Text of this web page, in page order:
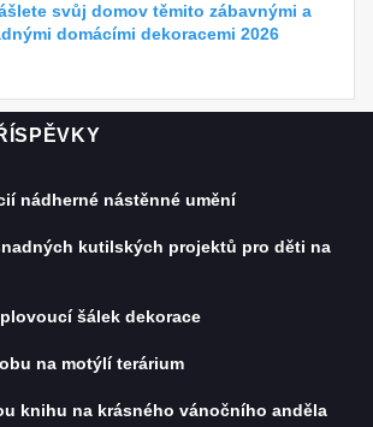
svůj domov těmito zábavnými a
domácími dekoracemi 2026
nádherné nástěnné umění
kutilských projektů pro děti na
šálek dekorace
na motýlí terárium
knihu na krásného vánočního anděla